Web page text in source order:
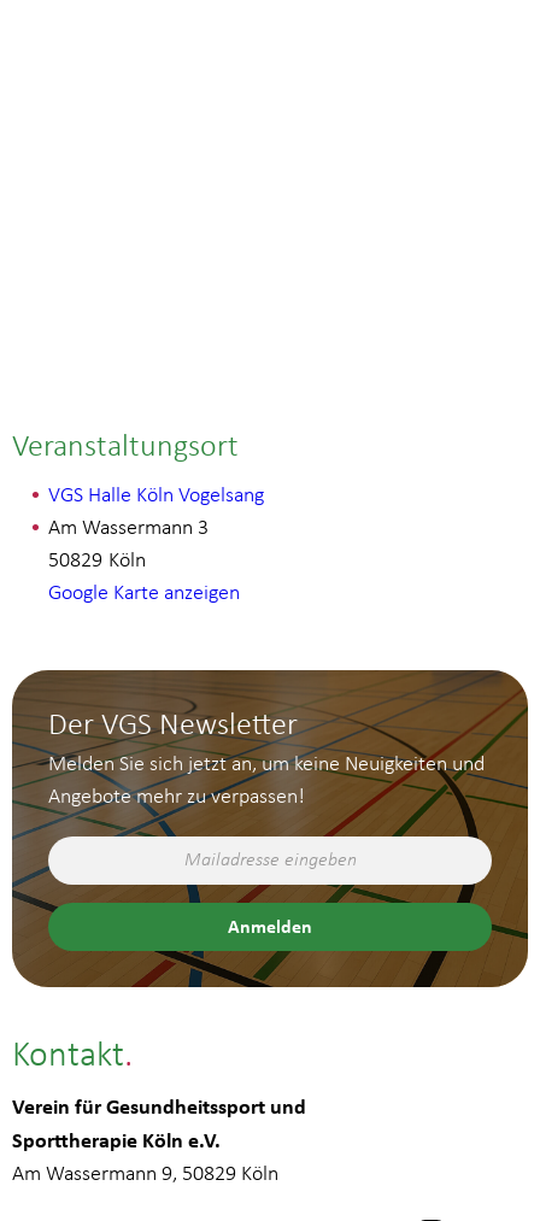
Veranstaltungsort
VGS Halle Köln Vogelsang
Am Wassermann 3
Köln
50829
Google Karte anzeigen
Der VGS Newsletter
Melden Sie sich jetzt an, um keine Neuigkeiten und
Angebote mehr zu verpassen!
Kontakt
Verein für Gesundheitssport und
Sporttherapie Köln e.V.
Am Wassermann 9, 50829 Köln